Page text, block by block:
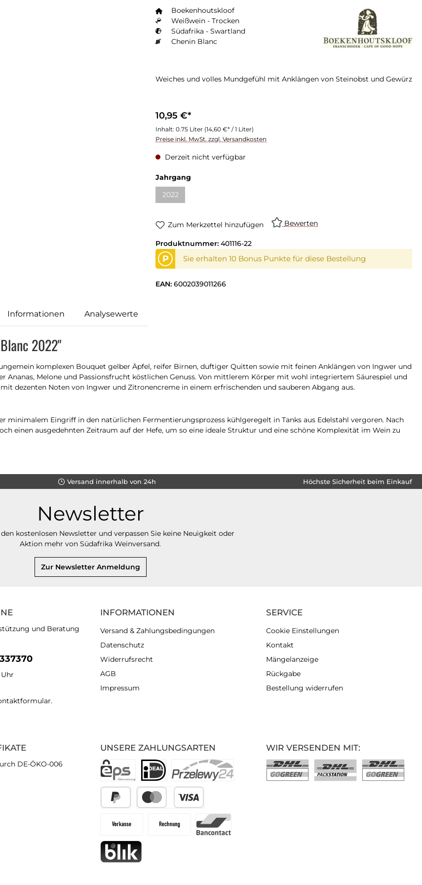
Boekenhoutskloof
Weißwein - Trocken
Südafrika - Swartland
Chenin Blanc
Weiches und volles Mundgefühl mit Anklängen von Steinobst und Gewürz
10,95 €*
Inhalt: 0.75 Liter (14,60 €* / 1 Liter)
Preise inkl. MwSt. zzgl. Versandkosten
Derzeit nicht verfügbar
Jahrgang
2022
Zum Merkzettel hinzufügen Bewerten
Produktnummer: 401116-22
P Sie erhalten 10 Bonus Punkte für diese Bestellung
EAN: 6002039011266
Informationen Analysewerte
2022"
komplexen Bouquet gelber Äpfel, reifer Birnen, duftiger Quitten sowie mit feinen Anklängen von Ingwer und
Ananas, Melone und Passionsfrucht köstlichen Genuss. Von mittlerem Körper mit wohl integriertem Säurespiel und
dezenten Noten von Ingwer und Zitronencreme in einem erfrischenden und sauberen Abgang aus.
minimalem Eingriff in den natürlichen Fermentierungsprozess kühlgeregelt in Tanks aus Edelstahl vergoren. Nach
einen ausgedehnten Zeitraum auf der Hefe, um so eine ideale Struktur und eine schöne Komplexität im Wein zu
Versand innerhalb von 24h Höchste Sicherheit beim Einkauf
Newsletter
kostenlosen Newsletter und verpassen Sie keine Neuigkeit oder
Aktion mehr von Südafrika Weinversand.
Zur Newsletter Anmeldung
und Beratung
Uhr
.
UNSERE ZAHLUNGSARTEN
DE-ÖKO-006
INFORMATIONEN
Versand & Zahlungsbedingungen
Datenschutz
Widerrufsrecht
AGB
Impressum
SERVICE
Cookie Einstellungen
Kontakt
Mängelanzeige
Rückgabe
Bestellung widerrufen
WIR VERSENDEN MIT: